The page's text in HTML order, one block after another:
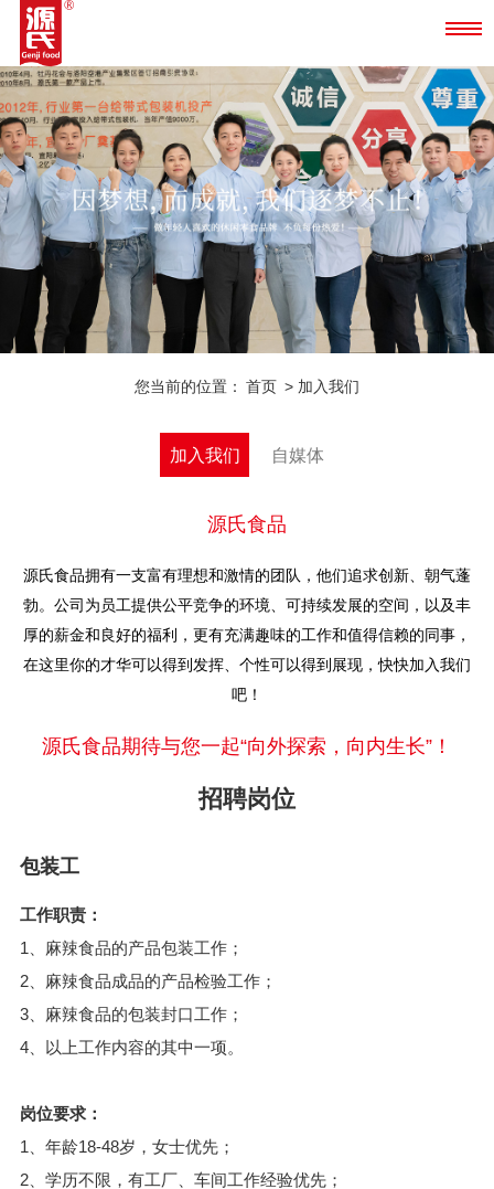
您当前的位置： 首页 > 加入我们
加入我们 自媒体
源氏食品
源氏食品拥有一支富有理想和激情的团队，他们追求创新、朝气蓬
勃。公司为员工提供公平竞争的环境、可持续发展的空间，以及丰
厚的薪金和良好的福利，更有充满趣味的工作和值得信赖的同事，
在这里你的才华可以得到发挥、个性可以得到展现，快快加入我们
吧！
源氏食品期待与您一起“向外探索，向内生长”！
招聘岗位
包装工
工作职责：
1、麻辣食品的产品包装工作；
2、麻辣食品成品的产品检验工作；
3、麻辣食品的包装封口工作；
4、以上工作内容的其中一项。
岗位要求：
1、年龄18-48岁，女士优先；
2、学历不限，有工厂、车间工作经验优先；